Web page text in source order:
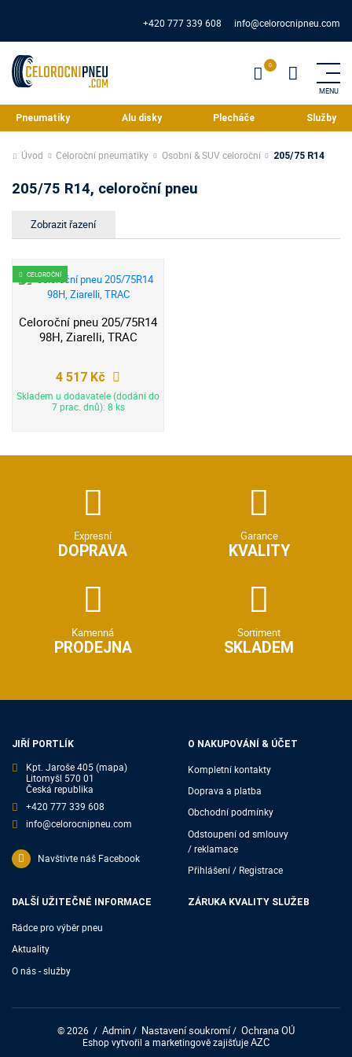
+420 777 339 608 info@celorocnipneu.com
Pneumatiky Alu disky Plecháče Služby
Úvod Celoroční pneumatiky Osobní & SUV celoroční 205/75 R14
205/75 R14, celoroční pneu
CELOROČNÍ
Celoroční pneu 205/75R14
98H, Ziarelli, TRAC
4 517 Kč
Skladem u dodavatele (dodání do
7 prac. dnů): 8 ks
Expresní
DOPRAVA
Garance
KVALITY
Kamenná
PRODEJNA
Sortiment
SKLADEM
JIŘÍ PORTLÍK
Kpt. Jaroše 405(mapa)
Litomyšl 570 01
Česká republika
+420 777 339 608
info@celorocnipneu.com
Navštivte náš Facebook
O NAKUPOVÁNÍ & ÚČET
Kompletní kontakty
Doprava a platba
Obchodní podmínky
Odstoupení od smlouvy
/ reklamace
Přihlášení / Registrace
DALŠÍ UŽITEČNÉ INFORMACE
Rádce pro výběr pneu
Aktuality
O nás - služby
ZÁRUKA KVALITY SLUŽEB
© 2026 / Admin/ Nastavení soukromí/ Ochrana OÚ
Eshop vytvořil a marketingově zajišťujeAZC